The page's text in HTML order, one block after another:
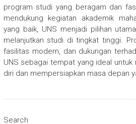
program studi yang beragam dan
mendukung kegiatan akademik
yang baik, UNS menjadi pilihan
melanjutkan studi di tingkat tinggi.
fasilitas modern, dan dukungan
UNS sebagai tempat yang ideal
diri dan mempersiapkan masa depan
Search